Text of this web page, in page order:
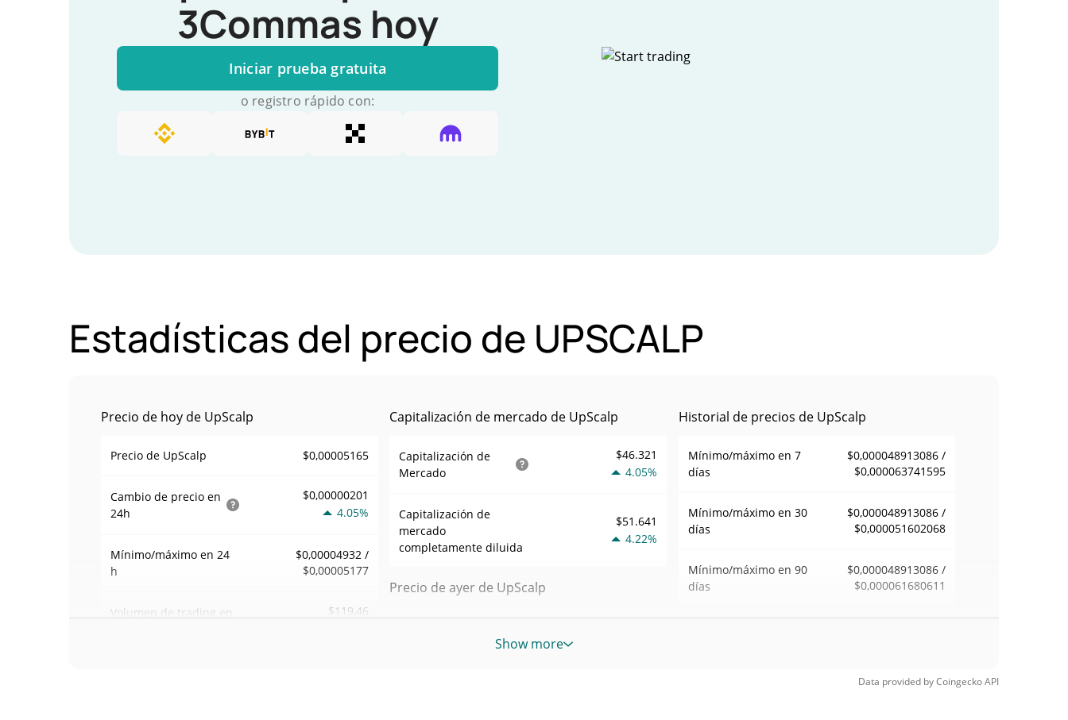
3Commas hoy
Iniciar prueba gratuita
o registro rápido con:
Estadísticas del precio de UPSCALP
Precio de hoy de UpScalp
Precio de UpScalp $0,00005165
Cambio de precio en
24h
$0,00000201
4.05%
Mínimo/máximo en 24
h
$0,00004932 /
$0,00005177
Volumen de trading en
$119,46
Capitalización de mercado de UpScalp
Capitalización de
Mercado
$46.321
4.05%
Capitalización de
mercado
completamente diluida
$51.641
4.22%
Precio de ayer de UpScalp
$0,000049572191
Historial de precios de UpScalp
Mínimo/máximo en 7
días
$0,000048913086 /
$0,000063741595
Mínimo/máximo en 30
días
$0,000048913086 /
$0,000051602068
Mínimo/máximo en 90
días
$0,000048913086 /
$0,000061680611
$0,00028916
Show more
Data provided byCoingeckoAPI